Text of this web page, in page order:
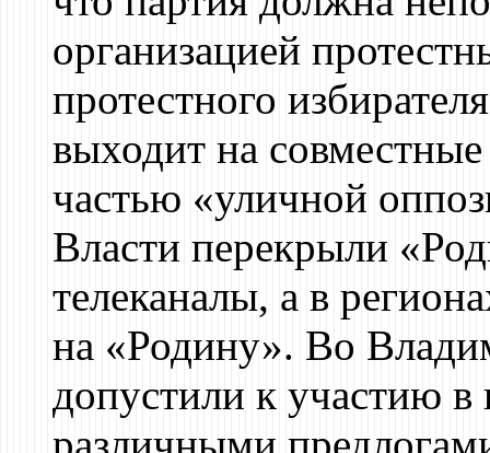
организацией
протестного
выходит на
частью «уличной
Власти перекрыли
телеканалы, а в
на «Родину». Во
допустили к участию
различными